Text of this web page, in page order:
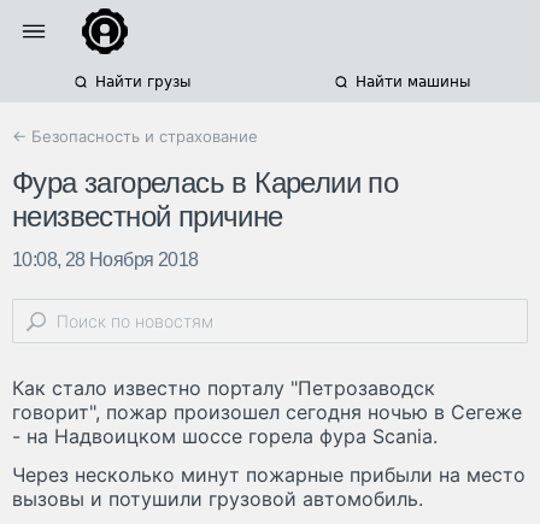
Найти грузы Найти машины
← Безопасность и страхование
Фура загорелась в Карелии по
неизвестной причине
10:08, 28 Ноября 2018
Как стало известно порталу "Петрозаводск
говорит", пожар произошел сегодня ночью в Сегеже
- на Надвоицком шоссе горела фура Scania.
Через несколько минут пожарные прибыли на место
вызовы и потушили грузовой автомобиль.